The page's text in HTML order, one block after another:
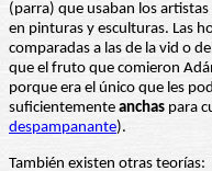
(parra) que usaban los
en pinturas y esculturas. Las
comparadas a las de la vid o
que el fruto que comieron
porque era el único que les
suficientemente anchas para
despampanante).
También existen otras teorías: